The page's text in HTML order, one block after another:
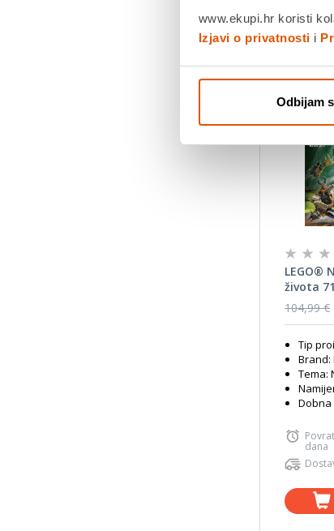
www.ekupi.hr koristi
Izjavi o privatnosti i
Odbijam
LEGO®
života
104,99 €
Tip
Brand:
Tema:
Dobna
dana